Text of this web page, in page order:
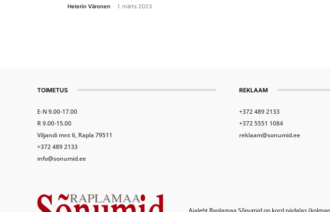
Helerin Väronen - 1. märts 2023
TOIMETUS
E-N 9.00-17.00
R 9.00-15.00
Viljandi mnt 6, Rapla 79511
+372 489 2133
info@sonumid.ee
REKLAAM
+372 489 2133
+372 5551 1084
reklaam@sonumid.ee
Ajaleht Raplamaa Sõnumid on kord nädalas